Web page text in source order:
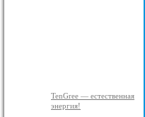
TenGree — естественная
энергия!